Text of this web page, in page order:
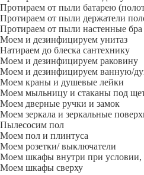
Протираем от пыли батарею
Протираем от пыли держатели
Протираем от пыли настенные бра
Моем и дезинфицируем унитаз
Натираем до блеска сантехнику
Моем и дезинфицируем раковину
Моем и дезинфицируем ванную/
Моем краны и душевые лейки
Моем мыльницу и стаканы под
Моем дверные ручки и замок
Моем зеркала и зеркальные
Пылесосим пол
Моем пол и плинтуса
Моем розетки/ выключатели
Моем шкафы внутри при условии,
Моем шкафы сверху